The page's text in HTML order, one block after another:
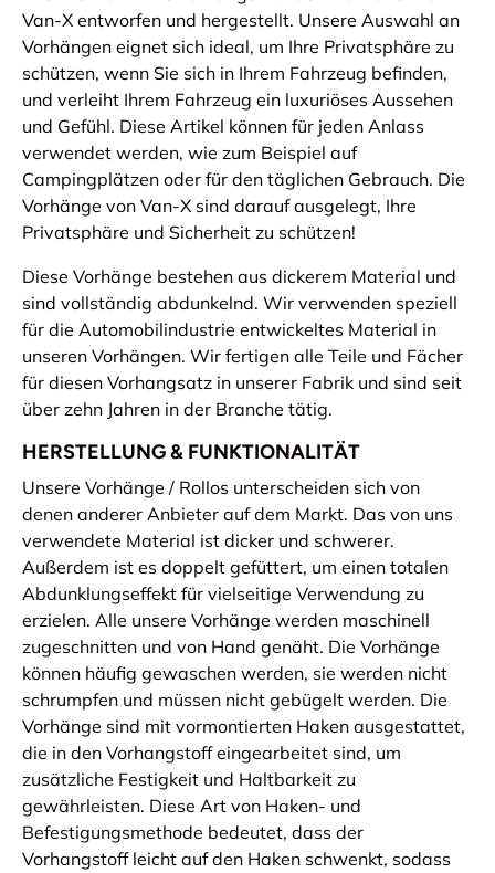
Van-X entworfen und hergestellt. Unsere Auswahl an
Vorhängen eignet sich ideal, um Ihre Privatsphäre zu
schützen, wenn Sie sich in Ihrem Fahrzeug befinden,
und verleiht Ihrem Fahrzeug ein luxuriöses Aussehen
und Gefühl. Diese Artikel können für jeden Anlass
verwendet werden, wie zum Beispiel auf
Campingplätzen oder für den täglichen Gebrauch. Die
Vorhänge von Van-X sind darauf ausgelegt, Ihre
Privatsphäre und Sicherheit zu schützen!
Diese Vorhänge bestehen aus dickerem Material und
sind vollständig abdunkelnd. Wir verwenden speziell
für die Automobilindustrie entwickeltes Material in
unseren Vorhängen. Wir fertigen alle Teile und Fächer
für diesen Vorhangsatz in unserer Fabrik und sind seit
über zehn Jahren in der Branche tätig.
HERSTELLUNG & FUNKTIONALITÄT
Unsere Vorhänge / Rollos unterscheiden sich von
denen anderer Anbieter auf dem Markt. Das von uns
verwendete Material ist dicker und schwerer.
Außerdem ist es doppelt gefüttert, um einen totalen
Abdunklungseffekt für vielseitige Verwendung zu
erzielen. Alle unsere Vorhänge werden maschinell
zugeschnitten und von Hand genäht. Die Vorhänge
können häufig gewaschen werden, sie werden nicht
schrumpfen und müssen nicht gebügelt werden. Die
Vorhänge sind mit vormontierten Haken ausgestattet,
die in den Vorhangstoff eingearbeitet sind, um
zusätzliche Festigkeit und Haltbarkeit zu
gewährleisten. Diese Art von Haken- und
Befestigungsmethode bedeutet, dass der
Vorhangstoff leicht auf den Haken schwenkt, sodass